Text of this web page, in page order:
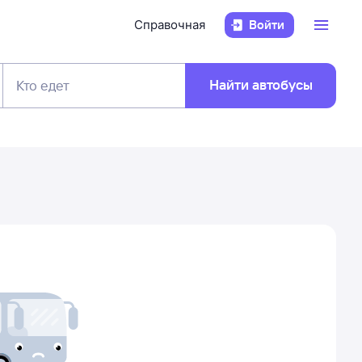
Справочная Войти
Кто едет Найти автобусы